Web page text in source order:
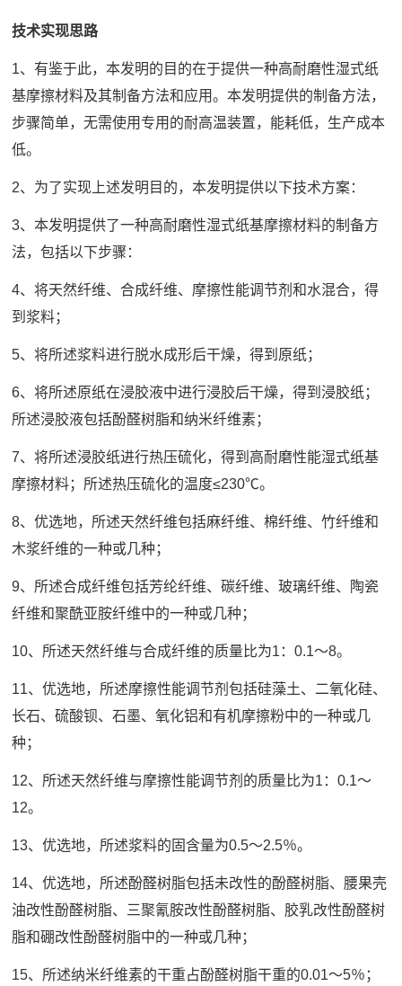
技术实现思路
1、有鉴于此，本发明的目的在于提供一种高耐磨性湿式纸
基摩擦材料及其制备方法和应用。本发明提供的制备方法，
步骤简单，无需使用专用的耐高温装置，能耗低，生产成本
低。
2、为了实现上述发明目的，本发明提供以下技术方案：
3、本发明提供了一种高耐磨性湿式纸基摩擦材料的制备方
法，包括以下步骤：
4、将天然纤维、合成纤维、摩擦性能调节剂和水混合，得
到浆料；
5、将所述浆料进行脱水成形后干燥，得到原纸；
6、将所述原纸在浸胶液中进行浸胶后干燥，得到浸胶纸；
所述浸胶液包括酚醛树脂和纳米纤维素；
7、将所述浸胶纸进行热压硫化，得到高耐磨性能湿式纸基
摩擦材料；所述热压硫化的温度≤230℃。
8、优选地，所述天然纤维包括麻纤维、棉纤维、竹纤维和
木浆纤维的一种或几种；
9、所述合成纤维包括芳纶纤维、碳纤维、玻璃纤维、陶瓷
纤维和聚酰亚胺纤维中的一种或几种；
10、所述天然纤维与合成纤维的质量比为1：0.1～8。
11、优选地，所述摩擦性能调节剂包括硅藻土、二氧化硅、
长石、硫酸钡、石墨、氧化铝和有机摩擦粉中的一种或几
种；
12、所述天然纤维与摩擦性能调节剂的质量比为1：0.1～
12。
13、优选地，所述浆料的固含量为0.5～2.5％。
14、优选地，所述酚醛树脂包括未改性的酚醛树脂、腰果壳
油改性酚醛树脂、三聚氰胺改性酚醛树脂、胶乳改性酚醛树
脂和硼改性酚醛树脂中的一种或几种；
15、所述纳米纤维素的干重占酚醛树脂干重的0.01～5％；